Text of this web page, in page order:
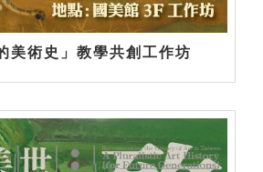
美術史」教學共創工作坊